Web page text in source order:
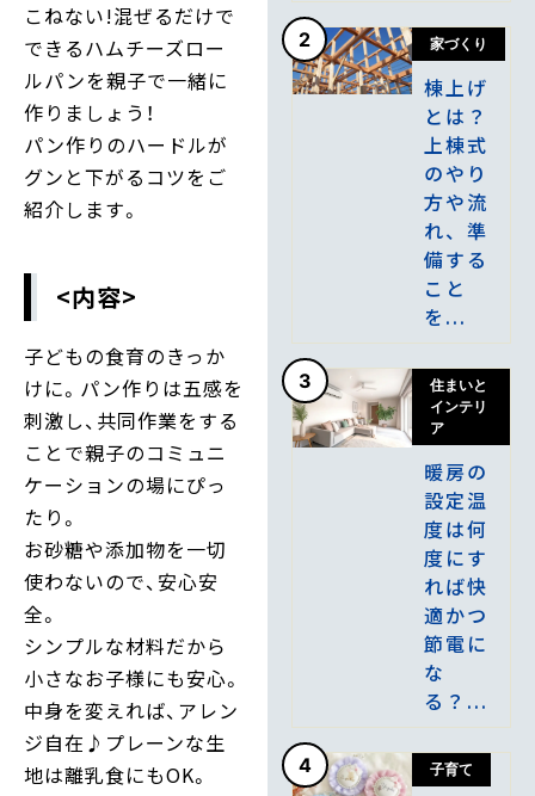
こねない!混ぜるだけで
できるハムチーズロー
ルパンを親子で一緒に
作りましょう！
パン作りのハードルが
グンと下がるコツをご
紹介します。
<内容>
子どもの食育のきっか
けに。パン作りは五感を
刺激し、共同作業をする
ことで親子のコミュニ
ケーションの場にぴっ
たり。
お砂糖や添加物を一切
使わないので、安心安
全。
シンプルな材料だから
小さなお子様にも安心。
中身を変えれば、アレン
ジ自在♪プレーンな生
地は離乳食にもOK。
2 家づくり
棟上げ
とは？
上棟式
のやり
方や流
れ、準
備する
こと
を...
3
住まいと
インテリ
ア
暖房の
設定温
度は何
度にす
れば快
適かつ
節電に
な
る？...
4 子育て